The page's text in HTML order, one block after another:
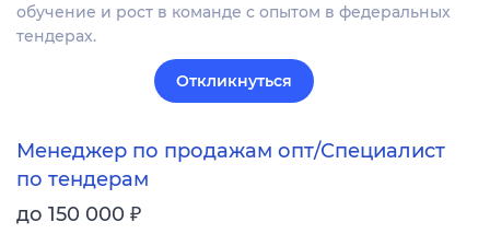
обучение и рост в команде с опытом в федеральных
тендерах.
Откликнуться
Менеджер по продажам опт/Специалист
по тендерам
до 150 000 ₽